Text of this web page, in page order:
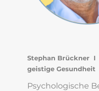
Stephan Brückner I
geistige Gesundheit
Psychologische